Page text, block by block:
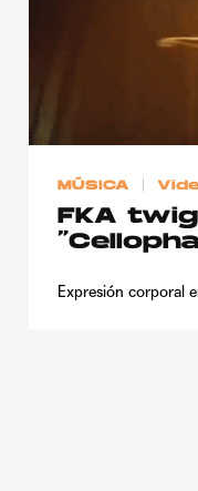
© 2015-2022 UMOMAG.
MÚSICA
FKA
Expresión corporal